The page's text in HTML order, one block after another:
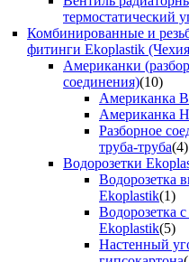
термостатический
Комбинированные и
фитинги Ekoplastik
Американки
соединения)(10)
Американка
Американка
Разборное
труба-труба(4)
Водорозетки
Водорозетка
Ekoplastik(1)
Водорозетка
Ekoplastik(5)
Настенный